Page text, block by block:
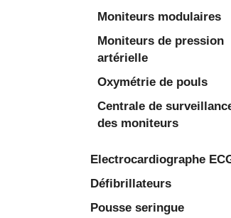
Moniteurs modulaires
Moniteurs de pression
artérielle
Oxymétrie de pouls
Centrale de
des moniteurs
Electrocardiographe
Défibrillateurs
Pousse seringue